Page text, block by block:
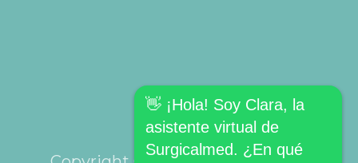
👋 ¡Hola! Soy Clara, la
asistente virtual de
Surgicalmed. ¿En qué